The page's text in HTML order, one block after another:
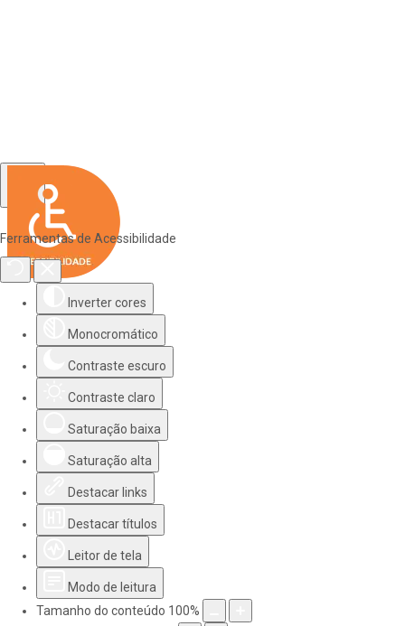
Ferramentas de Acessibilidade
Inverter cores
Monocromático
Contraste escuro
Contraste claro
Saturação baixa
Saturação alta
Destacar links
Destacar títulos
Leitor de tela
Modo de leitura
Tamanho do conteúdo 100%